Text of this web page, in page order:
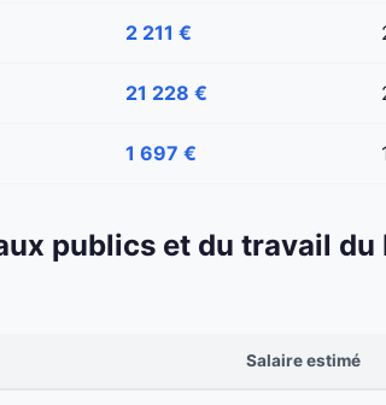
2 211 €
21 228 €
1 697 €
publics et du travail du
Salaire estimé